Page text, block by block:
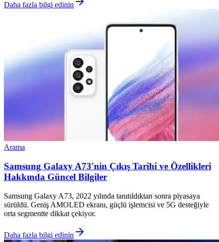
Daha fazla bilgi edinin
Arama
Samsung Galaxy A73'nin Çıkış Tarihi ve Özellikleri
Hakkında Güncel Bilgiler
Samsung Galaxy A73, 2022 yılında tanıtıldıktan sonra piyasaya
sürüldü. Geniş AMOLED ekranı, güçlü işlemcisi ve 5G desteğiyle
orta segmentte dikkat çekiyor.
Daha fazla bilgi edinin